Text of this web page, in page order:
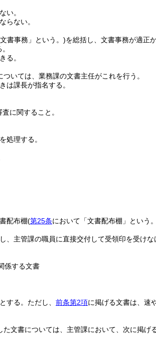
い。
らない。
書事務」という。)を総括し、文書事務が適正
る。
いては、業務課の文書主任がこれを行う。
は課長が指名する。
に関すること。
処理する。
配布棚(第25条において「文書配布棚」という
主管課の職員に直接交付して受領印を受けな
係する文書
する。 ただし、 前条第2項に掲げる文書は、速
た文書については、主管課において、次に掲げ